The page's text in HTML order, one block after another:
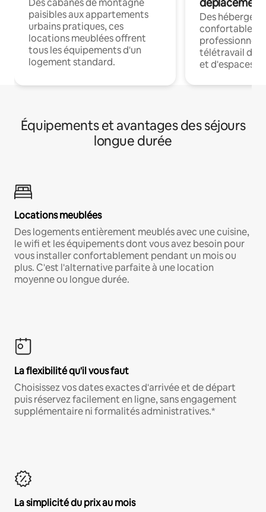
Des cabanes de montagne
paisibles aux appartements
urbains pratiques, ces
locations meublées offrent
tous les équipements d'un
logement standard.
Des
confortables
professionnels
télétravail
et d'espaces
Équipements et avantages des séjours
longue durée
Locations meublées
Des logements entièrement meublés avec une cuisine,
le wifi et les équipements dont vous avez besoin pour
vous installer confortablement pendant un mois ou
plus. C'est l'alternative parfaite à une location
moyenne ou longue durée.
La flexibilité qu'il vous faut
Choisissez vos dates exactes d'arrivée et de départ
puis réservez facilement en ligne, sans engagement
supplémentaire ni formalités administratives.*
La simplicité du prix au mois